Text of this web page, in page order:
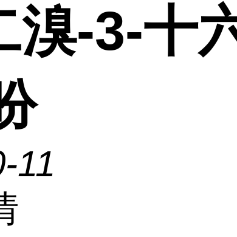
溴-3-十
11